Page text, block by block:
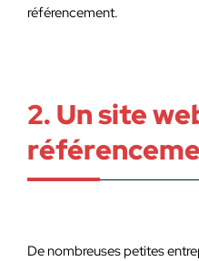
référencement.
2. Un site
De nombreuses petites